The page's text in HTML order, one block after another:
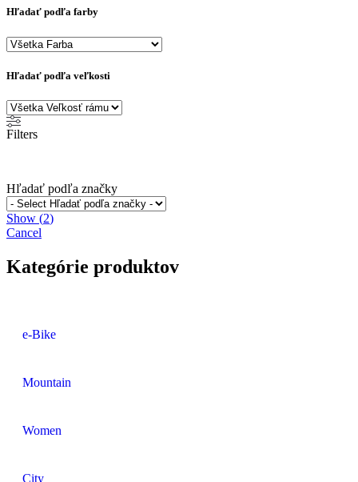
Hľadať podľa farby
Hľadať podľa veľkosti
Filters
Hľadať podľa značky
Show (2)
Cancel
Kategórie produktov
e-Bike
Mountain
Women
City